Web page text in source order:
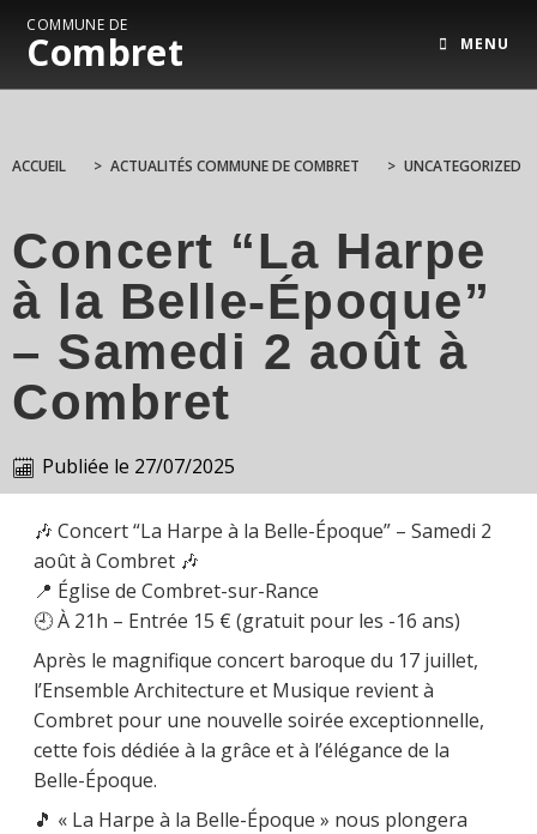
COMMUNE DE
Combret MENU
ACCUEIL > ACTUALITÉS COMMUNE DE COMBRET > UNCATEGORIZED
Concert “La Harpe
à la Belle-Époque”
– Samedi 2 août à
Combret
Publiée le 27/07/2025
🎶 Concert “La Harpe à la Belle-Époque” – Samedi 2
août à Combret 🎶
📍 Église de Combret-sur-Rance
🕘 À 21h – Entrée 15 € (gratuit pour les -16 ans)
Après le magnifique concert baroque du 17 juillet,
l’Ensemble Architecture et Musique revient à
Combret pour une nouvelle soirée exceptionnelle,
cette fois dédiée à la grâce et à l’élégance de la
Belle-Époque.
🎵 « La Harpe à la Belle-Époque » nous plongera